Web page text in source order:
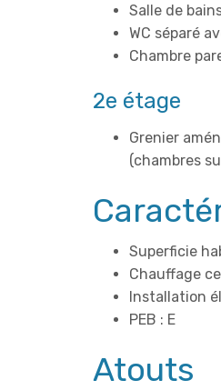
Salle de
WC séparé
Chambre
2e étage
Grenier
(chambres
Superficie
Chauffage
Installation
PEB : E
Atouts